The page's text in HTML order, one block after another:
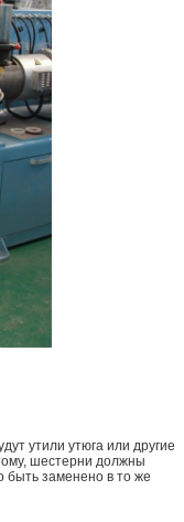
утили утюга или другие
шестерни должны
быть заменено в то же